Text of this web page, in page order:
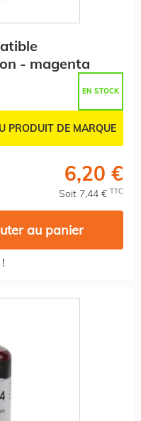
- magenta
EN STOCK
PRODUIT DE MARQUE
6,20 €
Soit 7,44 € TTC
au panier